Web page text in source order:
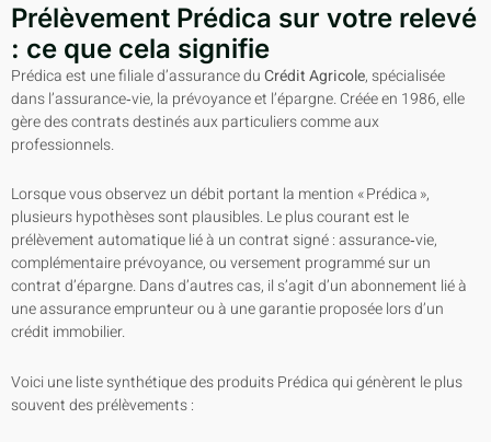
Prélèvement Prédica sur votre relevé
: ce que cela signifie
Prédica est une filiale d’assurance duCrédit Agricole, spécialisée
dans l’assurance‑vie, la prévoyance et l’épargne. Créée en 1986, elle
gère des contrats destinés aux particuliers comme aux
professionnels.
Lorsque vous observez un débit portant la mention « Prédica »,
plusieurs hypothèses sont plausibles. Le plus courant est le
prélèvement automatique lié à un contrat signé : assurance‑vie,
complémentaire prévoyance, ou versement programmé sur un
contrat d’épargne. Dans d’autres cas, il s’agit d’un abonnement lié à
une assurance emprunteur ou à une garantie proposée lors d’un
crédit immobilier.
Voici une liste synthétique des produits Prédica qui génèrent le plus
souvent des prélèvements :